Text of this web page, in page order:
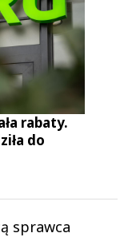
rabaty.
do
sprawca